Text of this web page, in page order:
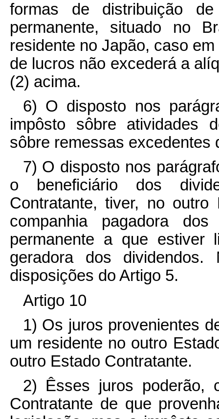
formas de distribuição
permanente, situado no
residente no Japão, caso
de lucros não excederá a
(2) acima.
6) O disposto nos
impôsto sôbre atividades
sôbre remessas excedentes
7) O disposto nos
o beneficiário dos
Contratante, tiver, no
companhia pagadora dos
permanente a que estiver
geradora dos
disposições do Artigo 5.
Artigo 10
1) Os juros provenientes
um residente no outro
outro Estado Contratante.
2) Êsses juros poderão,
Contratante de que